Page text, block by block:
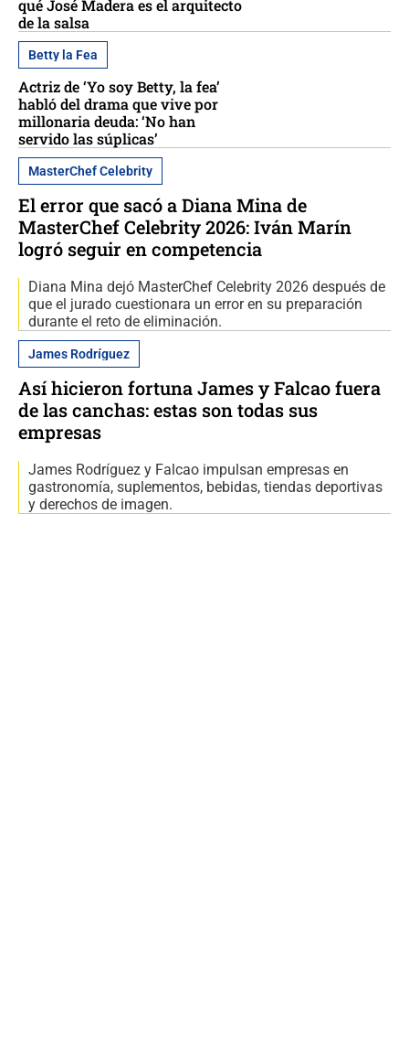
qué José Madera es el arquitecto
de la salsa
Betty la Fea
Actriz de ‘Yo soy Betty, la fea’
habló del drama que vive por
millonaria deuda: ‘No han
servido las súplicas’
MasterChef Celebrity
El error que sacó a Diana Mina de
MasterChef Celebrity 2026: Iván Marín
logró seguir en competencia
Diana Mina dejó MasterChef Celebrity 2026 después de
que el jurado cuestionara un error en su preparación
durante el reto de eliminación.
James Rodríguez
Así hicieron fortuna James y Falcao fuera
de las canchas: estas son todas sus
empresas
James Rodríguez y Falcao impulsan empresas en
gastronomía, suplementos, bebidas, tiendas deportivas
y derechos de imagen.